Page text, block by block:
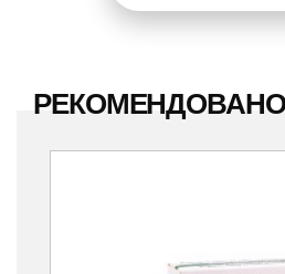
РЕКОМЕНДОВАНО